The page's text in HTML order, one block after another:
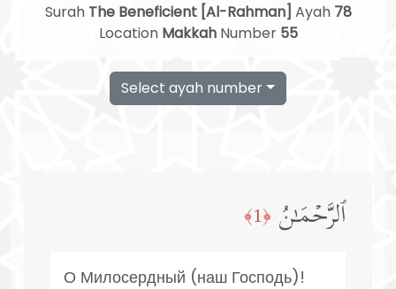
Surah The Beneficient [Al-Rahman] Ayah 78
Location MakkahNumber 55
Select ayah number
ٱلرَّحۡمَـٰنُ ﴿1﴾
О Милосердный (наш Господь)!